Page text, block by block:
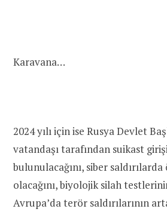
Karavana…
2024 yılı için ise Rusya Devlet
vatandaşı tarafından suikast
bulunulacağını, siber
olacağını, biyolojik silah
Avrupa’da terör saldırılarının